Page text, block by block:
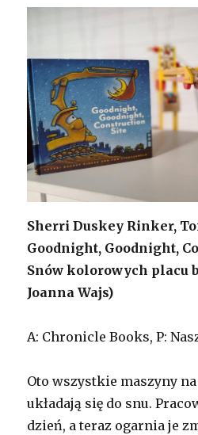
Sherri Duskey Rinker,
Goodnight, Goodnight,
Snów kolorowych placu
Joanna Wajs)
A: Chronicle Books, P:
Oto wszystkie maszyny
układają się do snu.
dzień, a teraz ogarnia je